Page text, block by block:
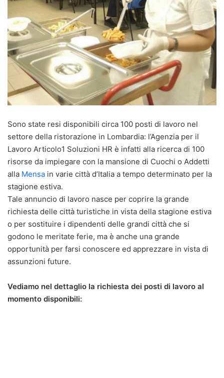
Sono state resi disponibili circa 100 posti di lavoro nel
settore della ristorazione in Lombardia: l’Agenzia per il
Lavoro Articolo1 Soluzioni HR è infatti alla ricerca di 100
risorse da impiegare con la mansione di Cuochi o Addetti
alla Mensa in varie città d’Italia a tempo determinato per la
stagione estiva.
Tale annuncio di lavoro nasce per coprire la grande
richiesta delle città turistiche in vista della stagione estiva
o per sostituire i dipendenti delle grandi città che si
godono le meritate ferie, ma è anche una grande
opportunità per farsi conoscere ed apprezzare in vista di
assunzioni future.
Vediamo nel dettaglio la richiesta dei posti di lavoro al
momento disponibili: